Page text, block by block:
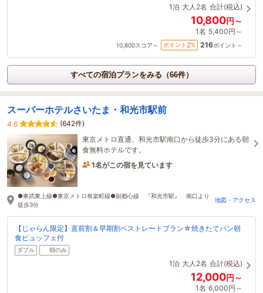
1泊 大人2名 合計(税込)
10,800円～
1名 5,400円～
10,800スコア～ ポイント 2% 216ポイント～
すべての宿泊プランをみる（66件）
スーパーホテルさいたま・和光市駅前
4.6
(642件)
東京メトロ直通、和光市駅南口から徒歩3分にある朝
食無料ホテルです。
1名がこの宿を見ています
●東武東上線●東京メトロ有楽町線●副都心線 『和光市駅』 南口より
徒歩3分
地図・アクセス
【じゃらん限定】直前割＆早期割ベストレートプラン☆焼きたてパン朝
食ビュッフェ付
ダブル 朝のみ
1泊 大人2名 合計(税込)
12,000円～
1名 6,000円～